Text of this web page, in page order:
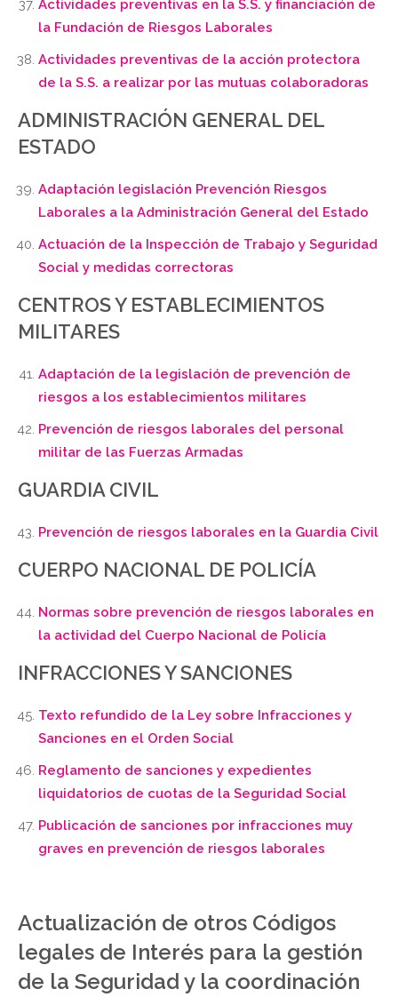
Actividades preventivas en la S.S. y financiación de
la Fundación de Riesgos Laborales
Actividades preventivas de la acción protectora
de la S.S. a realizar por las mutuas colaboradoras
ADMINISTRACIÓN GENERAL DEL
ESTADO
Adaptación legislación Prevención Riesgos
Laborales a la Administración General del Estado
Actuación de la Inspección de Trabajo y Seguridad
Social y medidas correctoras
CENTROS Y ESTABLECIMIENTOS
MILITARES
Adaptación de la legislación de prevención de
riesgos a los establecimientos militares
Prevención de riesgos laborales del personal
militar de las Fuerzas Armadas
GUARDIA CIVIL
Prevención de riesgos laborales en la Guardia Civil
CUERPO NACIONAL DE POLICÍA
Normas sobre prevención de riesgos laborales en
la actividad del Cuerpo Nacional de Policía
INFRACCIONES Y SANCIONES
Texto refundido de la Ley sobre Infracciones y
Sanciones en el Orden Social
Reglamento de sanciones y expedientes
liquidatorios de cuotas de la Seguridad Social
Publicación de sanciones por infracciones muy
graves en prevención de riesgos laborales
Actualización de otros Códigos
legales de Interés para la gestión
de la Seguridad y la coordinación